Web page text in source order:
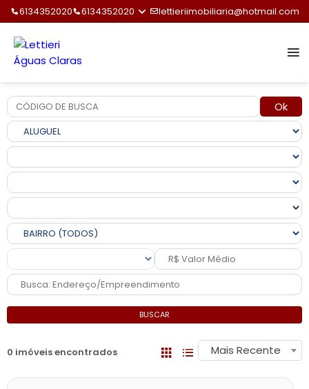
6134352020 6134352020 lettieriimobiliaria@hotmail.com
Ok
BUSCAR
0 imóveis encontrados Mais Recente